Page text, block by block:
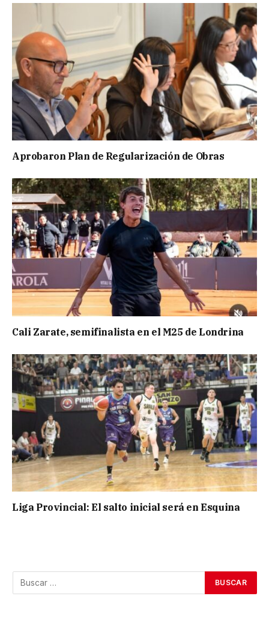
Aprobaron Plan de Regularización de Obras
Cali Zarate, semifinalista en el M25 de Londrina
Liga Provincial: El salto inicial será en Esquina